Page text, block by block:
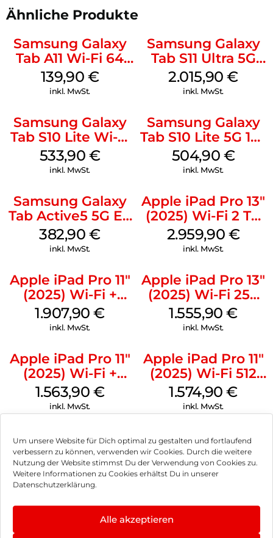
Um unsere Website für Dich optimal zu gestalten und fortlaufend
verbessern zu können, verwenden wir Cookies. Durch die weitere
Nutzung der Website stimmst Du der Verwendung von Cookies zu.
Weitere Informationen zu Cookies erhältst Du in unserer
Datenschutzerklärung.
Alle akzeptieren
Ähnliche Produkte
Samsung Galaxy
Tab A11 Wi-Fi 64
GB Silver
139,90 €
inkl. MwSt.
Samsung Galaxy
Tab S11 Ultra 5G
512 GB Gray
2.015,90€
inkl. MwSt.
Samsung Galaxy
Tab S10 Lite Wi-Fi
256 GB Silver
533,90 €
inkl. MwSt.
Samsung Galaxy
Tab S10 Lite 5G 128
GB Gray
504,90 €
inkl. MwSt.
Samsung Galaxy
Tab Active5 5G EE
128 GB Black
382,90€
inkl. MwSt.
Apple iPad Pro 13″
(2025) Wi-Fi 2 TB
Nanotexturglas
Space Schwarz
2.959,90 €
inkl. MwSt.
Apple iPad Pro 11″
(2025) Wi-Fi +
Cellular 512 GB
Standardglas
1.907,90€
inkl. MwSt.
Apple iPad Pro 13″
(2025) Wi-Fi 256
GB Standardglas
Space Schwarz
1.555,90€
inkl. MwSt.
Apple iPad Pro 11″
(2025) Wi-Fi +
Cellular 256 GB
Standardglas
Space Schwarz
1.563,90 €
inkl. MwSt.
Apple iPad Pro 11″
(2025) Wi-Fi 512
GB Standardglas
Space Schwarz
1.574,90€
inkl. MwSt.
Impressum
Können wir Dir behilflich sein?